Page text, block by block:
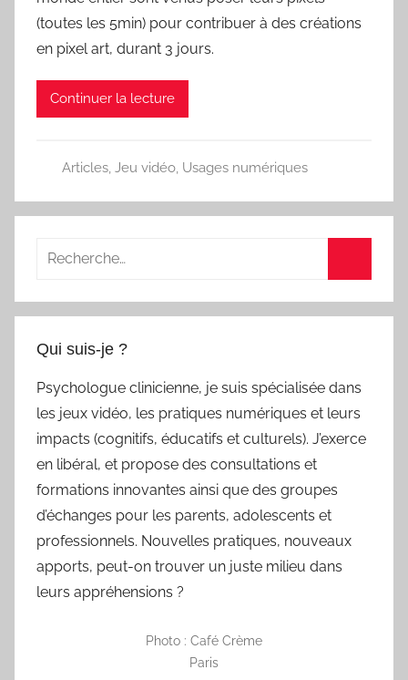
(toutes les 5min) pour contribuer à des créations
en pixel art, durant 3 jours.
Continuer la lecture
Articles, Jeu vidéo, Usages numériques
Recherche
:
Qui suis-je ?
Psychologue clinicienne, je suis spécialisée dans
les jeux vidéo, les pratiques numériques et leurs
impacts (cognitifs, éducatifs et culturels). J’exerce
en libéral, et propose des consultations et
formations innovantes ainsi que des groupes
d’échanges pour les parents, adolescents et
professionnels. Nouvelles pratiques, nouveaux
apports, peut-on trouver un juste milieu dans
leurs appréhensions ?
Photo : Café Crème
Paris